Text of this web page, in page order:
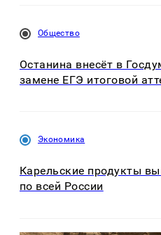
Общество
Останина внесёт в
замене ЕГЭ итоговой
Экономика
Карельские продукты
по всей России